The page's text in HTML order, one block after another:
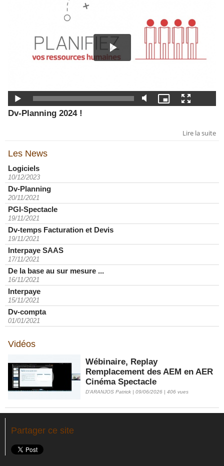
Dv-Planning 2024 !
Lire la suite
Les News
Logiciels
10/12/2023
Dv-Planning
20/11/2021
PGI-Spectacle
19/11/2021
Dv-temps Facturation et Devis
19/11/2021
Interpaye SAAS
17/11/2021
De la base au sur mesure ...
16/11/2021
Interpaye
15/11/2021
Dv-compta
01/01/2021
Vidéos
Wébinaire, Replay
Remplacement des AEM en AER
Cinéma Spectacle
D'ARANJOS Patrick | 09/06/2026 | 406 vues
Partager ce site